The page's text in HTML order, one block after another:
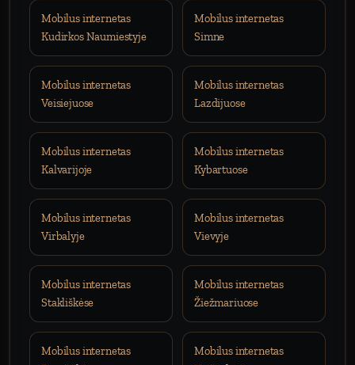
Mobilus internetas
Kudirkos Naumiestyje
Mobilus internetas
Simne
Mobilus internetas
Veisiejuose
Mobilus internetas
Lazdijuose
Mobilus internetas
Kalvarijoje
Mobilus internetas
Kybartuose
Mobilus internetas
Virbalyje
Mobilus internetas
Vievyje
Mobilus internetas
Stakliškėse
Mobilus internetas
Žiežmariuose
Mobilus internetas
Mobilus internetas